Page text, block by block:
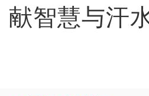
献智慧与汗